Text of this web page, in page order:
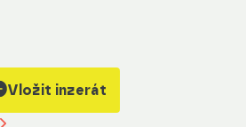
Vložit inzerát